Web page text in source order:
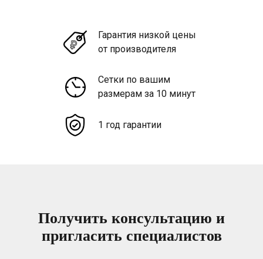
Гарантия низкой цены
от производителя
Сетки по вашим
размерам за 10 минут
1 год гарантии
Получить консультацию и
пригласить специалистов